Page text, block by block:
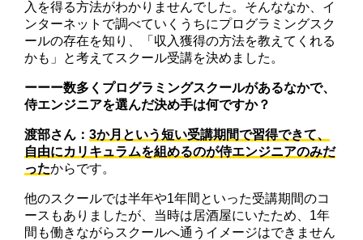
入を得る方法がわかりませんでした。そんななか、イ
ンターネットで調べていくうちにプログラミングスク
ールの存在を知り、「収入獲得の方法を教えてくれる
かも」と考えてスクール受講を決めました。
ーーー数多くプログラミングスクールがあるなかで、
侍エンジニアを選んだ決め手は何ですか？
渡部さん：3か月という短い受講期間で習得できて、
自由にカリキュラムを組めるのが侍エンジニアのみだ
ったからです。
他のスクールでは半年や1年間といった受講期間のコ
ースもありましたが、当時は居酒屋にいたため、1年
間も働きながらスクールへ通うイメージはできません